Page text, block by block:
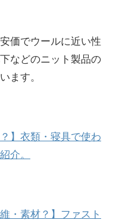
価でウールに近い性
などのニット製品の
ます。
】衣類・寝具で使わ
介。
・素材？】ファスト